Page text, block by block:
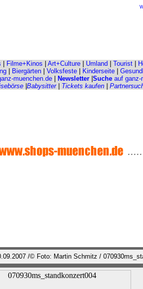
Filme+Kinos Art+Culture Umland Tourist
| Biergärten| Volksfeste| Kinderseite|
muenchen.de| Newsletter| Sucheauf ganz-
Babysitter Tickets kaufen
/© Foto: Martin Schmitz /